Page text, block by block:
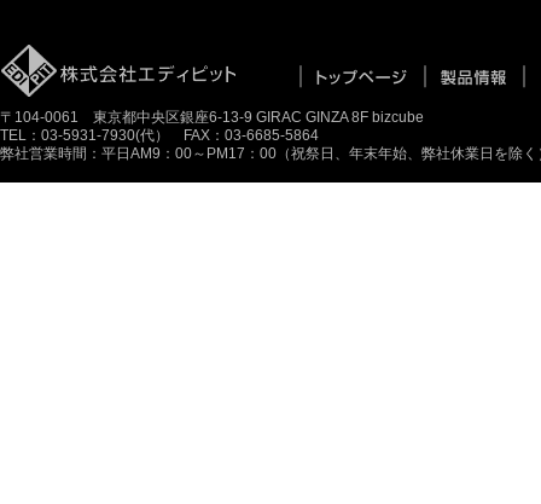
〒104-0061 東京都中央区銀座6-13-9 GIRAC GINZA 8F bizcube
TEL：03-5931-7930(代） FAX：03-6685-5864
弊社営業時間：平日AM9：00～PM17：00（祝祭日、年末年始、弊社休業日を除く